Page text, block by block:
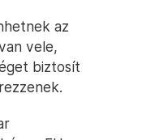
az
vele,
biztosít